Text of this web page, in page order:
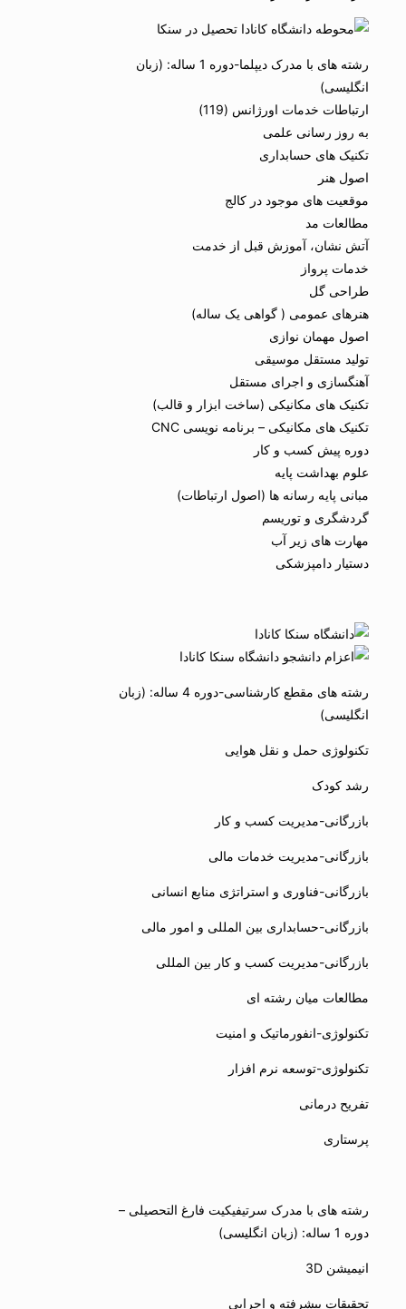
رشته های با مدرک دیپلما-دوره 1 ساله: (زبان
انگلیسی)
ارتباطات خدمات اورژانس (119)
به روز رسانی علمی
تکنیک های حسابداری
اصول هنر
موقعیت های موجود در کالج
مطالعات مد
آتش نشان، آموزش قبل از خدمت
خدمات پرواز
طراحی گل
هنرهای عمومی ( گواهی یک ساله)
اصول مهمان نوازی
تولید مستقل موسیقی
آهنگسازی و اجرای مستقل
تکنیک های مکانیکی (ساخت ابزار و قالب)
تکنیک های مکانیکی – برنامه نویسی CNC
دوره پیش کسب و کار
علوم بهداشت پایه
مبانی پایه رسانه ها (اصول ارتباطات)
گردشگری و توریسم
مهارت های زیر آب
دستیار دامپزشکی
رشته های مقطع کارشناسی-دوره 4 ساله: (زبان
انگلیسی)
تکنولوژی حمل و نقل هوایی
رشد کودک
بازرگانی-مدیریت کسب و کار
بازرگانی-مدیریت خدمات مالی
بازرگانی-فناوری و استراتژی منابع انسانی
بازرگانی-حسابداری بین المللی و امور مالی
بازرگانی-مدیریت کسب و کار بین المللی
مطالعات میان رشته ای
تکنولوژی-انفورماتیک و امنیت
تکنولوژی-توسعه نرم افزار
تفریح درمانی
پرستاری
رشته های با مدرک سرتیفیکیت فارغ التحصیلی –
دوره 1 ساله: (زبان انگلیسی)
انیمیشن 3D
تحقیقات پیشرفته و اجرایی